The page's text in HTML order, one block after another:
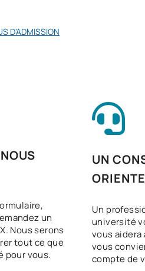
D'ADMISSION
un
Nous serons
tout ce que
pour vous.
UN
Un
université
vous aidera
vous
compte de